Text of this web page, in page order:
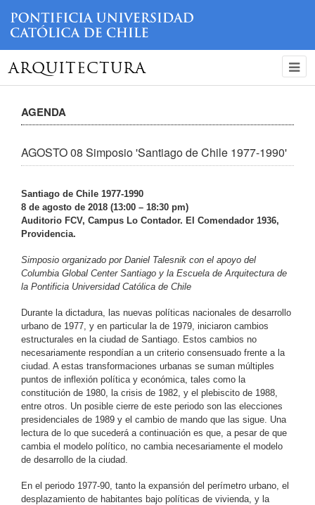
ARQUITECTURA
AGENDA
AGOSTO 08 Simposio 'Santiago de Chile 1977-1990'
Santiago de Chile 1977-1990
8 de agosto de 2018 (13:00 – 18:30 pm)
Auditorio FCV, Campus Lo Contador. El Comendador 1936,
Providencia.
Simposio organizado por Daniel Talesnik con el apoyo del
Columbia Global Center Santiago y la Escuela de Arquitectura de
la Pontificia Universidad Católica de Chile
Durante la dictadura, las nuevas políticas nacionales de desarrollo
urbano de 1977, y en particular la de 1979, iniciaron cambios
estructurales en la ciudad de Santiago. Estos cambios no
necesariamente respondían a un criterio consensuado frente a la
ciudad. A estas transformaciones urbanas se suman múltiples
puntos de inflexión política y económica, tales como la
constitución de 1980, la crisis de 1982, y el plebiscito de 1988,
entre otros. Un posible cierre de este periodo son las elecciones
presidenciales de 1989 y el cambio de mando que las sigue. Una
lectura de lo que sucederá a continuación es que, a pesar de que
cambia el modelo político, no cambia necesariamente el modelo
de desarrollo de la ciudad.
En el periodo 1977-90, tanto la expansión del perímetro urbano, el
desplazamiento de habitantes bajo políticas de vivienda, y la